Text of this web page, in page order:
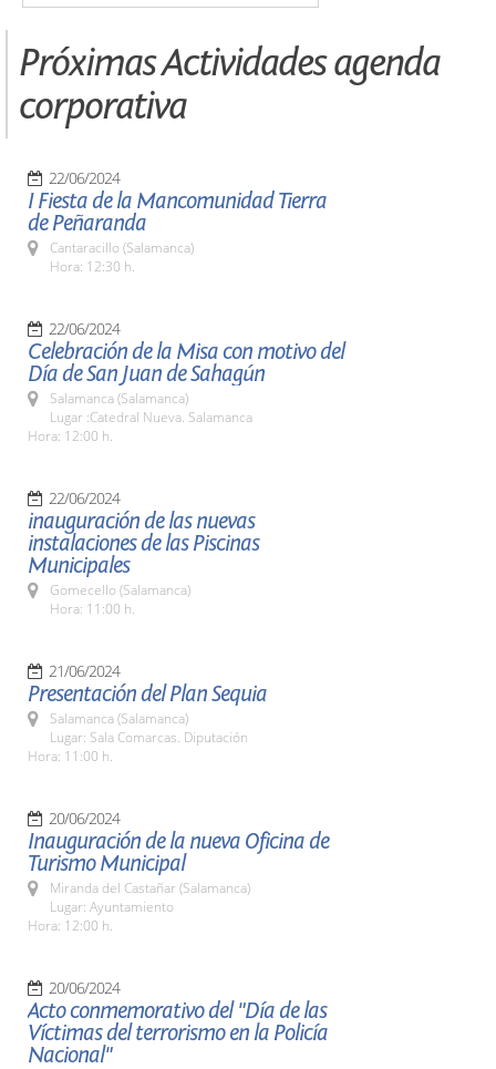
Próximas Actividades agenda
corporativa
22/06/2024
I Fiesta de la Mancomunidad Tierra
de Peñaranda
Cantaracillo (Salamanca)
Hora: 12:30 h.
22/06/2024
Celebración de la Misa con motivo del
Día de San Juan de Sahagún
Salamanca (Salamanca)
Lugar :Catedral Nueva. Salamanca
Hora: 12:00 h.
22/06/2024
inauguración de las nuevas
instalaciones de las Piscinas
Municipales
Gomecello (Salamanca)
Hora: 11:00 h.
21/06/2024
Presentación del Plan Sequia
Salamanca (Salamanca)
Lugar: Sala Comarcas. Diputación
Hora: 11:00 h.
20/06/2024
Inauguración de la nueva Oficina de
Turismo Municipal
Miranda del Castañar (Salamanca)
Lugar: Ayuntamiento
Hora: 12:00 h.
20/06/2024
Acto conmemorativo del "Día de las
Víctimas del terrorismo en la Policía
Nacional"